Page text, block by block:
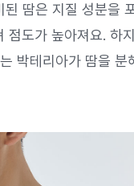
땀은 지질 성분을
점도가 높아져요. 하
박테리아가 땀을 분